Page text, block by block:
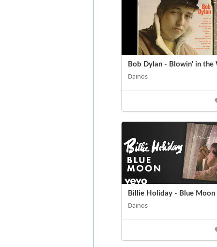
Bob Dylan - Blowin' in the
Dainos
Billie Holiday - Blue Moon
Dainos